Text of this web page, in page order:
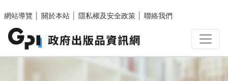
網站導覽
關於本站 隱私權及安全政策 聯絡我們